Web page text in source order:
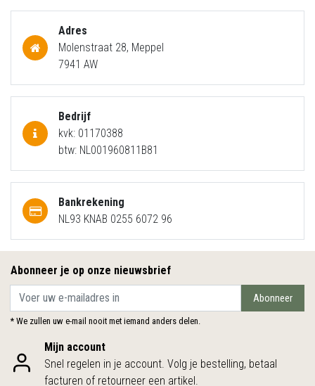
Adres
Molenstraat 28, Meppel
7941 AW
Bedrijf
kvk: 01170388
btw: NL001960811B81
Bankrekening
NL93 KNAB 0255 6072 96
Abonneer je op onze nieuwsbrief
Abonneer
* We zullen uw e-mail nooit met iemand anders delen.
Mijn account
Snel regelen in je account. Volg je bestelling, betaal
facturen of retourneer een artikel.